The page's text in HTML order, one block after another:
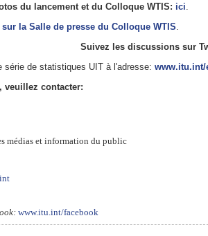
du lancement et du Colloque WTIS: ici
la Salle de presse du Colloque WTIS
Suivez les discussions sur
série de statistiques UIT à l'adresse: www.itu.int/
veuillez contacter:
médias et information du public
www.itu.int/facebook